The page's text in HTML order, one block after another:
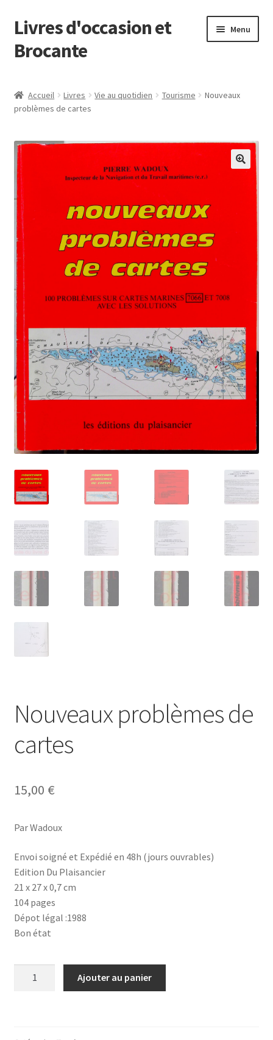
Aller
à
la
Aller
au
contenu
Livres d'occasion et
Brocante
Menu
Accueil Livres Vie au quotidien Tourisme
Nouveaux
problèmes de cartes
Nouveaux problèmes de
cartes
15,00 €
Par Wadoux
Envoi soigné et Expédié en 48h (jours ouvrables)
Edition Du Plaisancier
21 x 27 x 0,7 cm
104 pages
Dépot légal :1988
Bon état
Ajouter au panier